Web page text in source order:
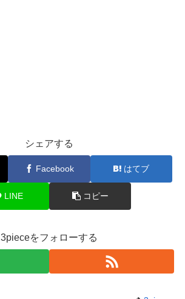
シェアする
Facebook はてブ
LINE コピー
3pieceをフォローする